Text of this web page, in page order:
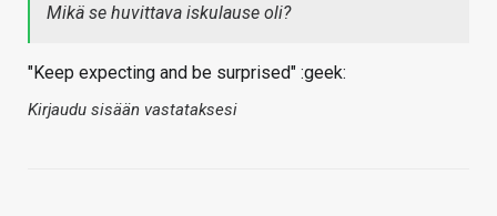
Mikä se huvittava iskulause oli?
"Keep expecting and be surprised" :geek:
Kirjaudu sisään vastataksesi